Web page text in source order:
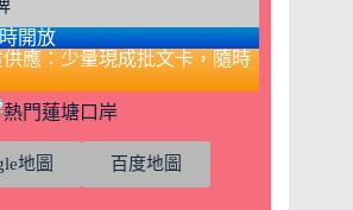
開放
應：少量現成批文卡，隨時
地圖 百度地圖